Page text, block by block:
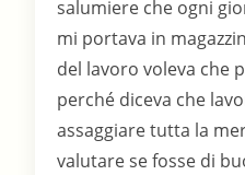
salumiere che ogni
mi portava in
del lavoro voleva che
perché diceva che
assaggiare tutta la
valutare se fosse di